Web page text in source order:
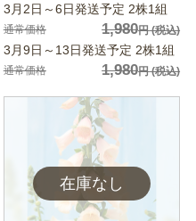
3月2日～6日発送予定 2株1組
通常価格 1,980円(税込)
3月9日～13日発送予定 2株1組
通常価格 1,980円(税込)